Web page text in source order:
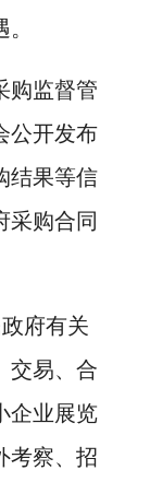
购监督管
公开发布
结果等信
采购合同
府有关
交易、合
企业展览
考察、招